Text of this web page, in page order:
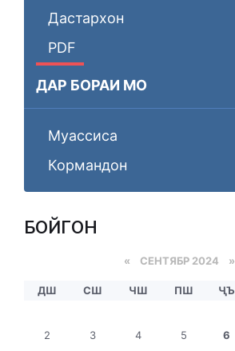
Дастархон
PDF
ДАР БОРАИ МО
Муассиса
Кормандон
БОЙГОНӢ
« СЕНТЯБР 2024 »
ДШ СШ ЧШ ПШ ҶЪ
2
3 4 5 6